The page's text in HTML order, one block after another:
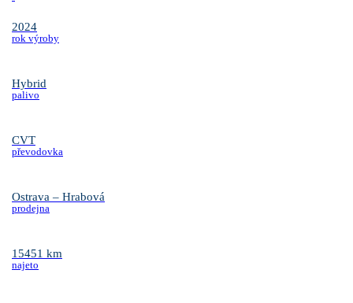
2024
rok výroby
Hybrid
palivo
CVT
převodovka
Ostrava – Hrabová
prodejna
15451 km
najeto